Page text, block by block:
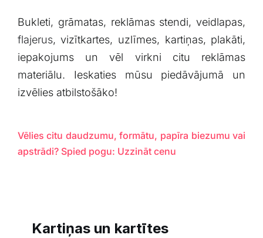
Bukleti, grāmatas, reklāmas stendi, veidlapas,
flajerus, vizītkartes, uzlīmes, kartiņas, plakāti,
iepakojums un vēl virkni citu reklāmas
materiālu. Ieskaties mūsu piedāvājumā un
izvēlies atbilstošāko!
Vēlies citu daudzumu, formātu, papīra biezumu vai
apstrādi? Spied pogu: Uzzināt cenu